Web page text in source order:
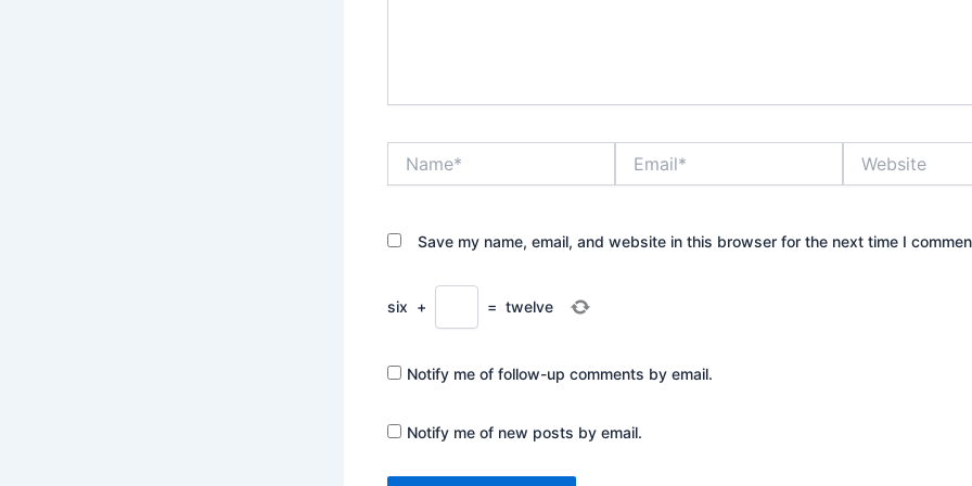
Save my name, email, and website in this browser for the next time I
six + = twelve
Notify me of follow-up comments by email.
Notify me of new posts by email.